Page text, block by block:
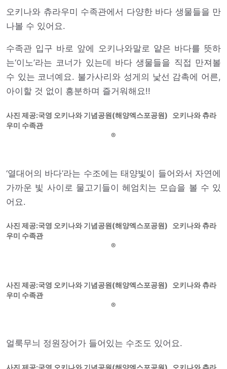
오키나와 츄라우미 수족관에서 다양한 바다 생물들을 만
나볼 수 있어요.
수족관 입구 바로 앞에 오키나와말로 얕은 바다를 뜻하
는‘이노’라는 코너가 있는데 바다 생물들을 직접 만져볼
수 있는 코너예요. 불가사리와 성게의 낯선 감촉에 어른,
아이할 것 없이 흥분하며 즐거워해요!!
사진 제공:국영 오키나와 기념공원(해양엑스포공원) 오키나와 츄라
우미 수족관
‘열대어의 바다’라는 수조에는 태양빛이 들어와서 자연에
가까운 빛 사이로 물고기들이 헤엄치는 모습을 볼 수 있
어요.
사진 제공:국영 오키나와 기념공원(해양엑스포공원) 오키나와 츄라
우미 수족관
사진 제공:국영 오키나와 기념공원(해양엑스포공원) 오키나와 츄라
우미 수족관
얼룩무늬 정원장어가 들어있는 수조도 있어요.
사진 제공:국영 오키나와 기념공원(해양엑스포공원) 오키나와 츄라